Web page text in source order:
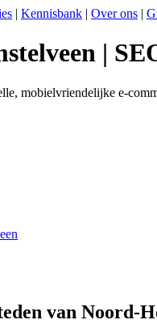
| Kennisbank | Over ons |
|
mobielvriendelijke e-
van Noord-